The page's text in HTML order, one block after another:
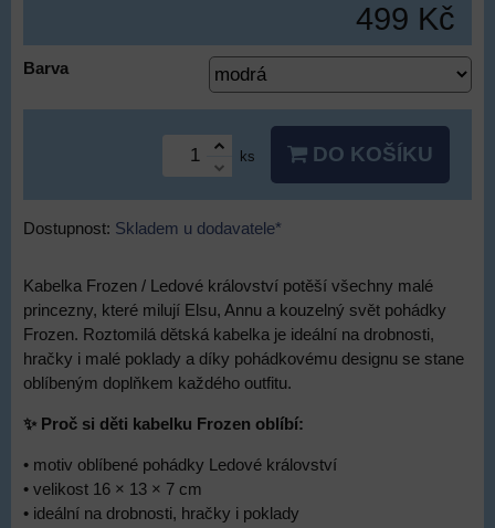
499 Kč
Barva
ks DO KOŠÍKU
Dostupnost: Skladem u dodavatele*
Kabelka Frozen / Ledové království potěší všechny malé
princezny, které milují Elsu, Annu a kouzelný svět pohádky
Frozen. Roztomilá dětská kabelka je ideální na drobnosti,
hračky i malé poklady a díky pohádkovému designu se stane
oblíbeným doplňkem každého outfitu.
✨ Proč si děti kabelku Frozen oblíbí:
• motiv oblíbené pohádky Ledové království
• velikost 16 × 13 × 7 cm
• ideální na drobnosti, hračky i poklady